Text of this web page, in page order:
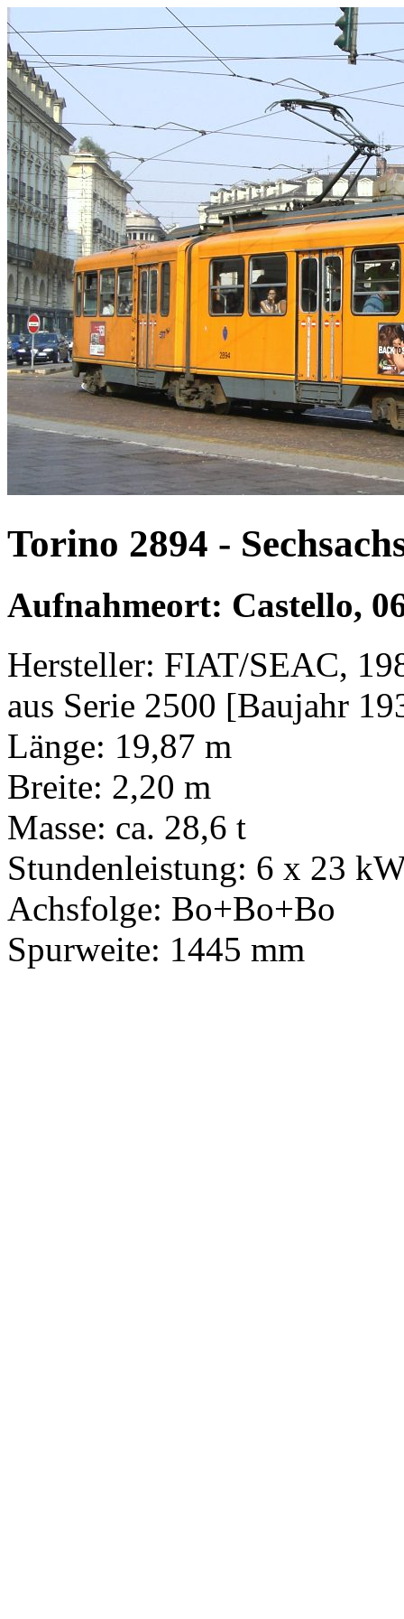
Torino 2894 -
Aufnahmeort: Castello,
Hersteller: FIAT/SEAC,
aus Serie 2500 [Baujahr
Länge: 19,87 m
Breite: 2,20 m
Masse: ca. 28,6 t
Stundenleistung: 6 x 23
Achsfolge: Bo+Bo+Bo
Spurweite: 1445 mm